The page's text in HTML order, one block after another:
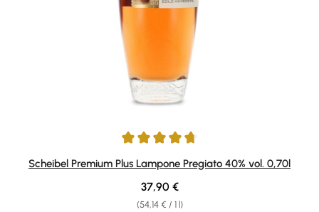
Average rating of 4.82 out of 5 stars
Scheibel Premium Plus Lampone Pregiato 40% vol. 0,70l
(54,14 € / 1 l)
Regular price:
37,90 €